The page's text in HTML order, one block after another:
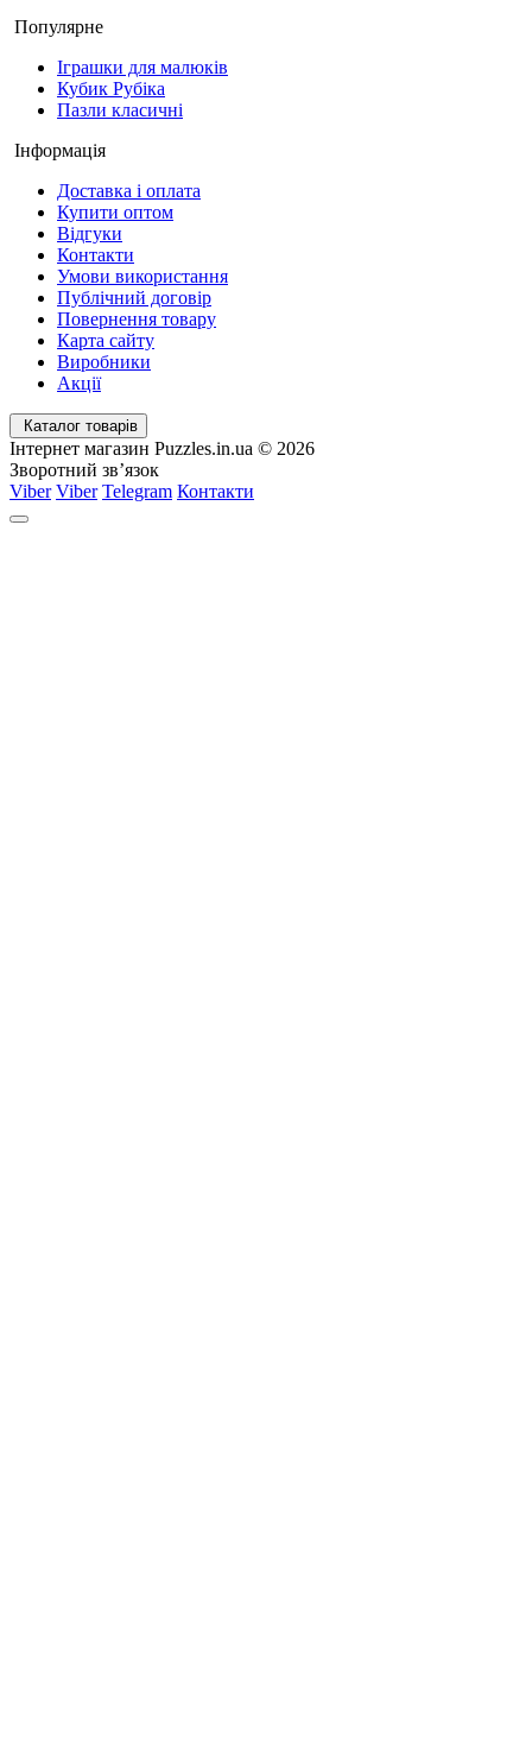
Популярне
Іграшки для малюків
Кубик Рубіка
Пазли класичні
Інформація
Доставка і оплата
Купити оптом
Відгуки
Контакти
Умови використання
Публічний договір
Повернення товару
Карта сайту
Виробники
Акції
Каталог товарів
Інтернет магазин Puzzles.in.ua © 2026
Зворотний зв’язок
Viber Viber Telegram Контакти